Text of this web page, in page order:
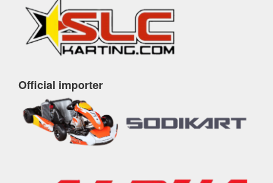
Official importer